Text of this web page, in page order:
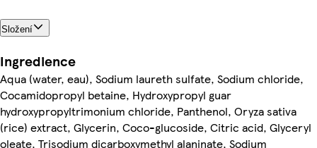
Složení
Ingredience
Aqua (water, eau), Sodium laureth sulfate, Sodium chloride,
Cocamidopropyl betaine, Hydroxypropyl guar
hydroxypropyltrimonium chloride, Panthenol, Oryza sativa
(rice) extract, Glycerin, Coco-glucoside, Citric acid, Glyceryl
oleate, Trisodium dicarboxymethyl alaninate, Sodium